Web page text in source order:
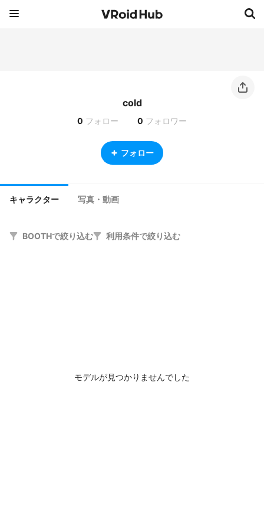
cold
0 フォロー 0 フォロワー
フォロー
キャラクター 写真・動画
BOOTHで絞り込む 利用条件で絞り込む
モデルが見つかりませんでした